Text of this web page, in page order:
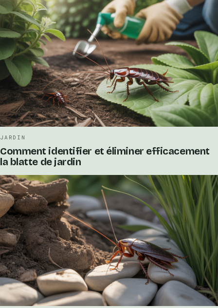
JARDIN
Comment identifier et éliminer efficacement
la blatte de jardin